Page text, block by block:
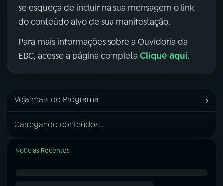
se esqueça de incluir na sua mensagem o link
do conteúdo alvo de sua manifestação.
Para mais informações sobre a Ouvidoria da
EBC, acesse a página completa Clique aqui.
Veja mais do Programa ›
Carregando conteúdos...
Notícias Recentes